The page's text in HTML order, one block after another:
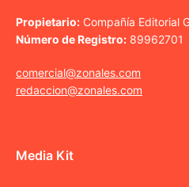
Propietario: Compañía Editorial
Número de Registro: 89962701
comercial@zonales.com
redaccion@zonales.com
Media Kit